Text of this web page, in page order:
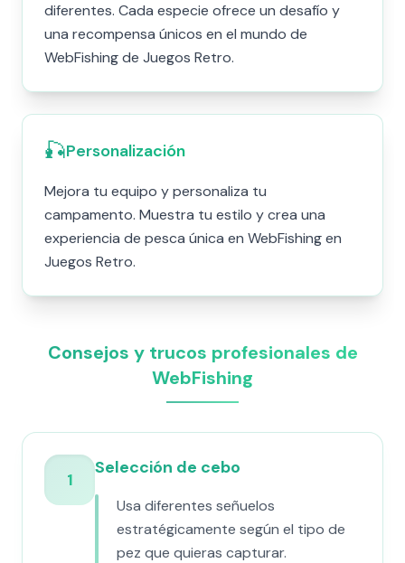
diferentes. Cada especie ofrece un desafío y
una recompensa únicos en el mundo de
WebFishing de Juegos Retro.
🎣Personalización
Mejora tu equipo y personaliza tu
campamento. Muestra tu estilo y crea una
experiencia de pesca única en WebFishing en
Juegos Retro.
Consejos y trucos profesionales de
WebFishing
1
Selección de cebo
Usa diferentes señuelos
estratégicamente según el tipo de
pez que quieras capturar.